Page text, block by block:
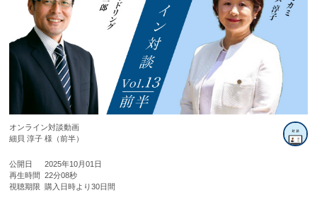
オンライン対談動画
細貝 淳子 様（前半）
公開日
2025年10月01日
再生時間
22分08秒
視聴期限
購入日時より30日間